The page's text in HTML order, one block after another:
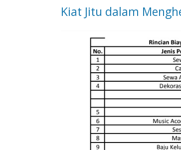
Kiat Jitu dalam